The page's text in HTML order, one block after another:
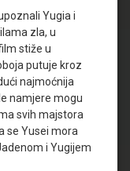
Yugia i
zla, u
stiže u
putuje kroz
najmoćnija
namjere mogu
svih majstora
se Yusei mora
i Yugijem